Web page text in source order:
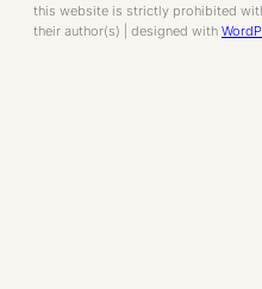
this website is strictly prohibited
their author(s) | designed with